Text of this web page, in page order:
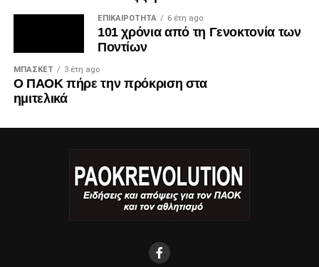
ΕΠΙΚΑΙΡΌΤΗΤΑ 6 έτη ago
101 χρόνια από τη Γενοκτονία των
Ποντίων
ΜΠΆΣΚΕΤ 3 έτη ago
Ο ΠΑΟΚ πήρε την πρόκριση στα
ημιτελικά